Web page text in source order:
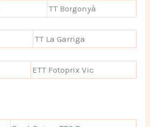
TT Borgonyà
TT La Garriga
ETT Fotoprix Vic